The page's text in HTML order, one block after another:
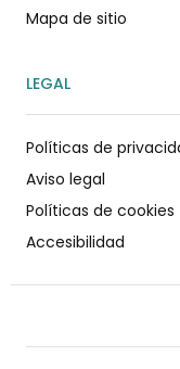
Mapa de sitio
LEGAL
Políticas de
Aviso legal
Políticas de cookies
Accesibilidad